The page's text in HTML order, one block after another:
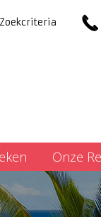
Zoekcriteria
Onze